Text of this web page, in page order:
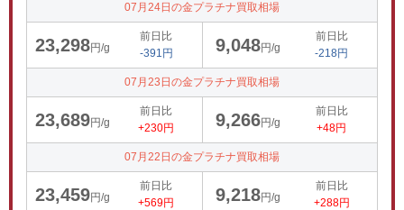
07月24日の金プラチナ買取相場
23,298円/g
前日比
-391円
9,048円/g
前日比
-218円
07月23日の金プラチナ買取相場
23,689円/g
前日比
+230円
9,266円/g
前日比
+48円
07月22日の金プラチナ買取相場
23,459円/g
前日比
+569円
9,218円/g
前日比
+288円